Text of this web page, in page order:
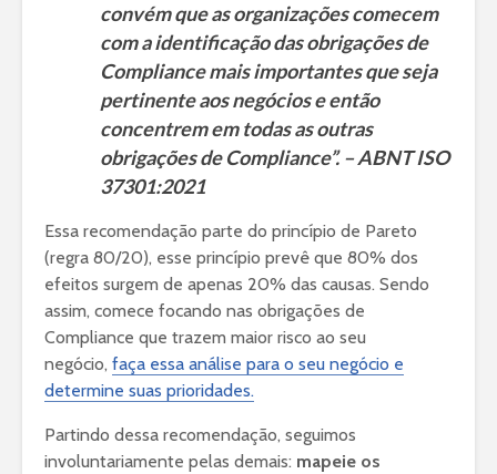
convém que as organizações comecem
com a identificação das obrigações de
Compliance mais importantes que seja
pertinente aos negócios e então
concentrem em todas as outras
obrigações de Compliance”. – ABNT ISO
37301:2021
Essa recomendação parte do princípio de Pareto
(regra 80/20), esse princípio prevê que 80% dos
efeitos surgem de apenas 20% das causas. Sendo
assim, comece focando nas obrigações de
Compliance que trazem maior risco ao seu
negócio, faça essa análise para o seu negócio e
determine suas prioridades.
Partindo dessa recomendação, seguimos
involuntariamente pelas demais: mapeie os